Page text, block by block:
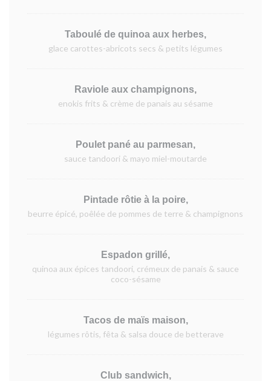
Taboulé de quinoa aux herbes,
glace carottes-abricots secs & petits légumes
Raviole aux champignons,
enokis frits & crème de panais au sésame
Poulet pané au parmesan,
sauce tandoori & mayo miel-moutarde
Pintade rôtie à la poire,
beurre épicé, poêlée de pommes de terre & champignons
Espadon grillé,
quinoa aux épices tandoori, crémeux de panais & sauce
coco-sésame
Tacos de maïs maison,
légumes rôtis, fêta & salsa douce de betterave
Club sandwich,